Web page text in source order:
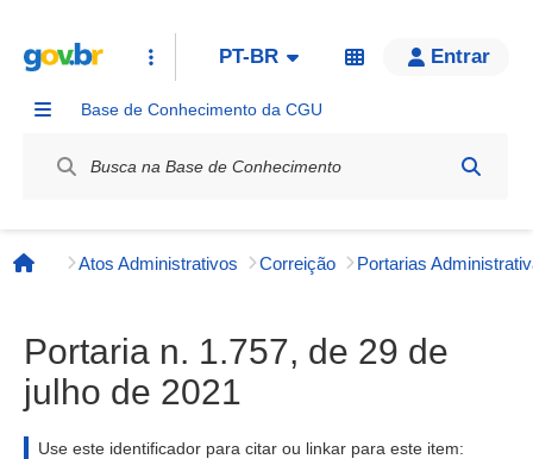
PT-BR Entrar
Base de Conhecimento da CGU
Página inicial
Atos Administrativos Correição
Portaria n. 1.757, de 29 de
julho de 2021
Use este identificador para citar ou linkar para este item: